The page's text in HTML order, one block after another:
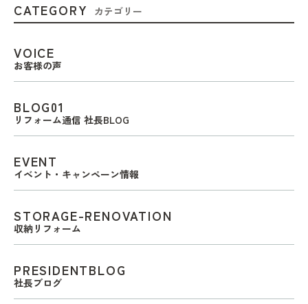
CATEGORY カテゴリー
VOICE
お客様の声
BLOG01
リフォーム通信 社長BLOG
EVENT
イベント・キャンペーン情報
STORAGE-RENOVATION
収納リフォーム
PRESIDENTBLOG
社長ブログ